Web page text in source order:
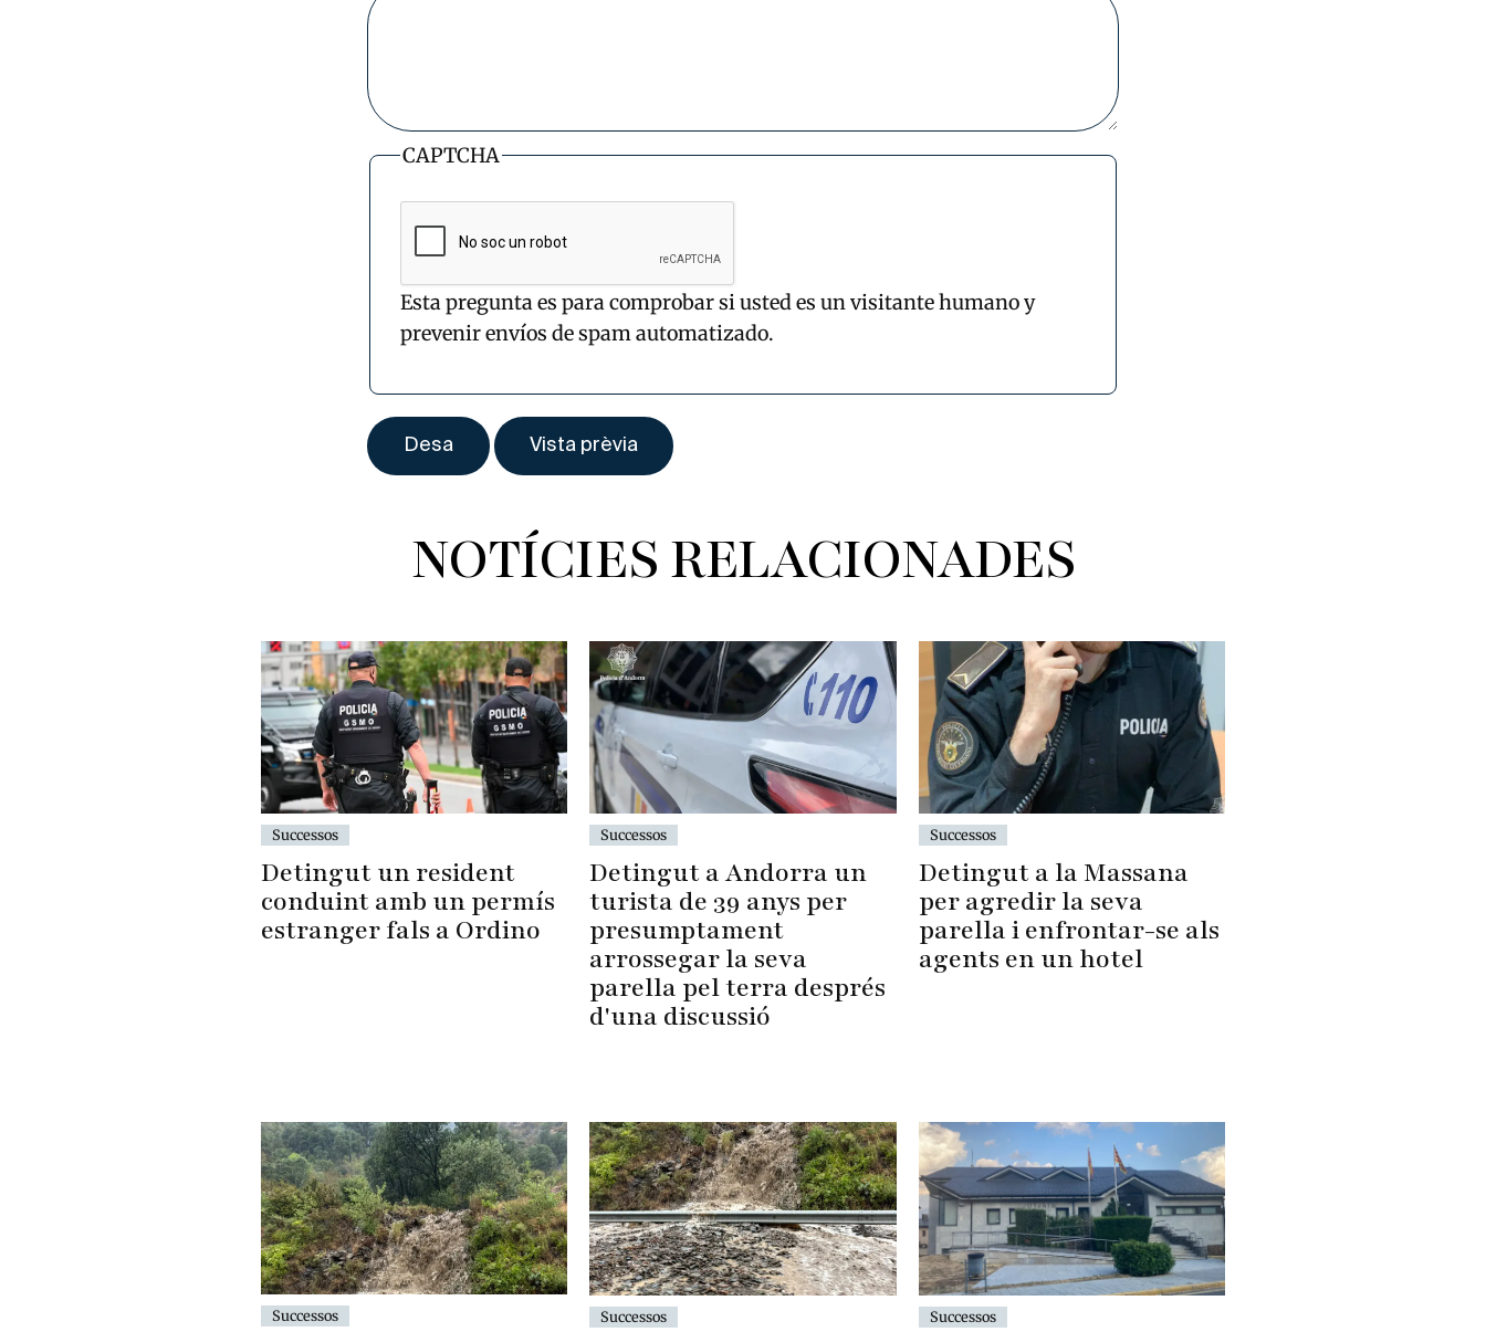
CAPTCHA
Esta pregunta es para comprobar si usted es un visitante humano y
prevenir envíos de spam automatizado.
NOTÍCIES RELACIONADES
Successos
Detingut un resident
conduint amb un permís
estranger fals a Ordino
Successos
Detingut a Andorra un
turista de 39 anys per
presumptament
arrossegar la seva
parella pel terra després
d'una discussió
Successos
Detingut a la Massana
per agredir la seva
parella i enfrontar-se als
agents en un hotel
Successos Successos Successos